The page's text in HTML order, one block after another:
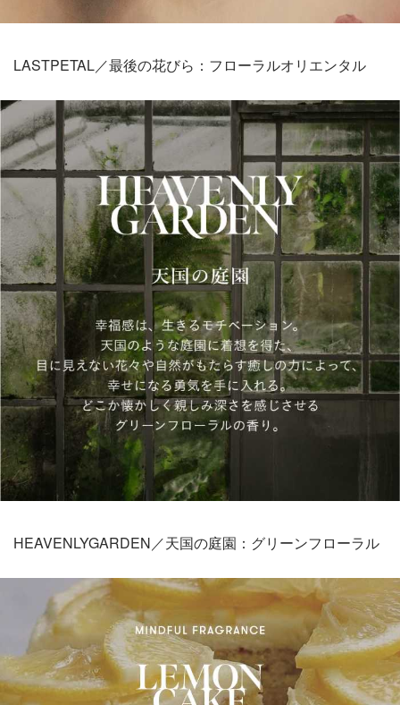
LASTPETAL／最後の花びら：フローラルオリエンタル
HEAVENLYGARDEN／天国の庭園：グリーンフローラル